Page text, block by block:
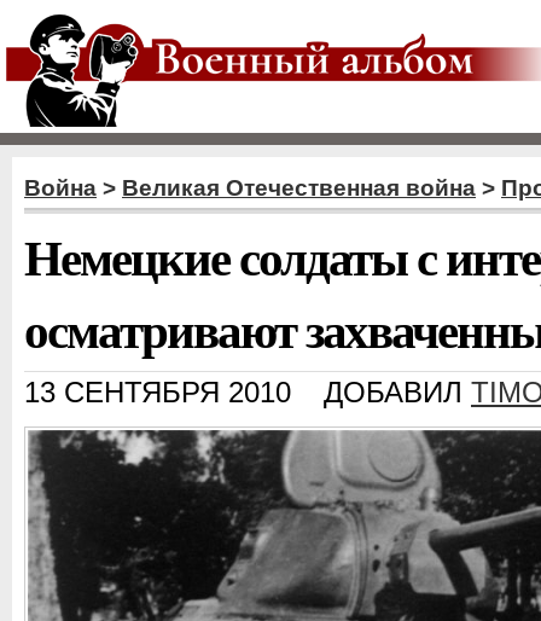
Война > Великая Отечественная война >
Немецкие солдаты с
осматривают
13 СЕНТЯБРЯ 2010 ДОБАВИЛ